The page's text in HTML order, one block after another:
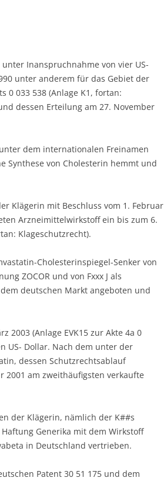
Inanspruchnahme von vier US-
unter anderem für das Gebiet der
0 033 538 (Anlage K1, fortan:
dessen Erteilung am 27. November
dem internationalen Freinamen
Synthese von Cholesterin hemmt und
Klägerin mit Beschluss vom 1. Februar
Arzneimittelwirkstoff ein bis zum 6.
Klageschutzrecht).
Cholesterinspiegel-Senker von
ZOCOR und von Fxxx J als
deutschen Markt angeboten und
2003 (Anlage EVK15 zur Akte 4a 0
US- Dollar. Nach dem unter der
dessen Schutzrechtsablauf
2001 am zweithäufigsten verkaufte
der Klägerin, nämlich der K##s
Generika mit dem Wirkstoff
in Deutschland vertrieben.
Patent 30 51 175 und dem